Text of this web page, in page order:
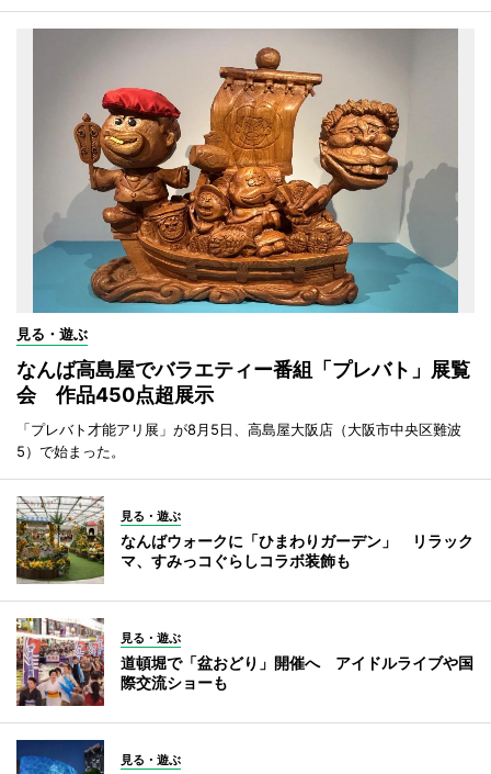
見る・遊ぶ
なんば高島屋でバラエティー番組「プレバト」展覧
会 作品450点超展示
「プレバト才能アリ展」が8月5日、高島屋大阪店（大阪市中央区難波
5）で始まった。
見る・遊ぶ
なんばウォークに「ひまわりガーデン」 リラック
マ、すみっコぐらしコラボ装飾も
見る・遊ぶ
道頓堀で「盆おどり」開催へ アイドルライブや国
際交流ショーも
見る・遊ぶ